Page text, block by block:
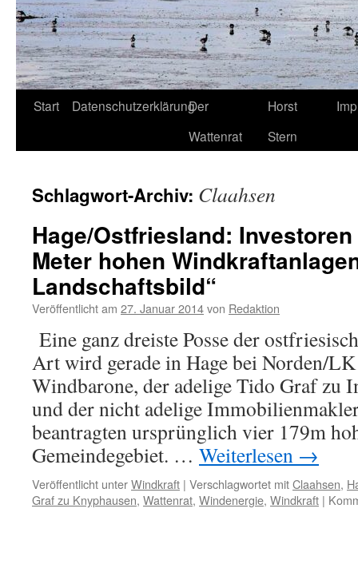
Start DatenschutzerklärungDer
Wattenrat
Horst
Stern
Schlagwort-Archiv: Claahsen
Hage/Ostfriesland:
Meter hohen
Landschaftsbild“
Veröffentlicht am 27. Januar 2014von Redaktion
Eine ganz dreiste Posse der
Art wird gerade in Hage bei Norden/
Windbarone, der adelige Tido Graf zu
und der nicht adelige
beantragten ursprünglich vier 179m
Gemeindegebiet. … Weiterlesen →
Veröffentlicht unterWindkraft | Verschlagwortet mitClaahsen,
Graf zu Knyphausen, Wattenrat, Windenergie, Windkraft |